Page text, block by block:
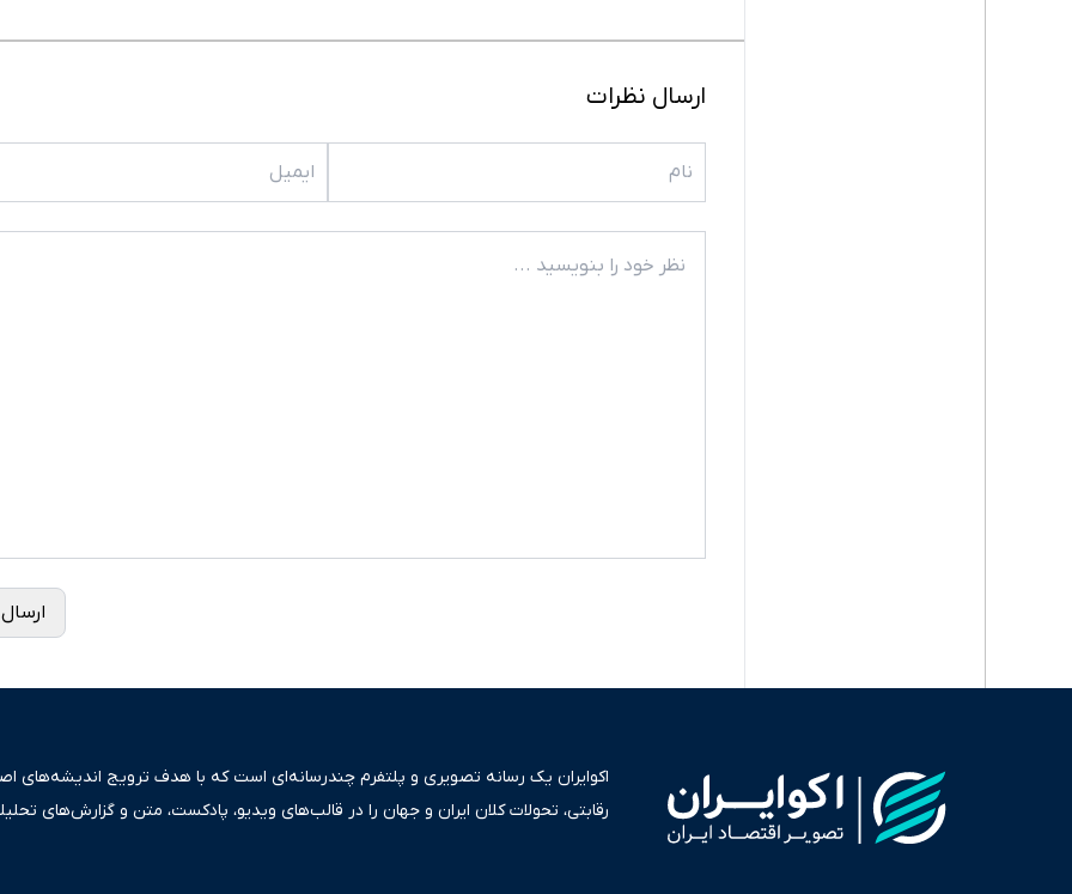
ارسال نظرات
اکوایران یک رسانه تصویری و پلتفرم چندرسانه‌ای است که با هدف ترویج اندیشه‌های
رقابتی، تحولات کلان ایران و جهان را در قالب‌های ویدیو، پادکست، متن و گزارش‌های